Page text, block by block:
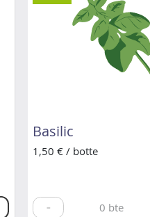
Basilic
1,50 € / botte
- 0 bte